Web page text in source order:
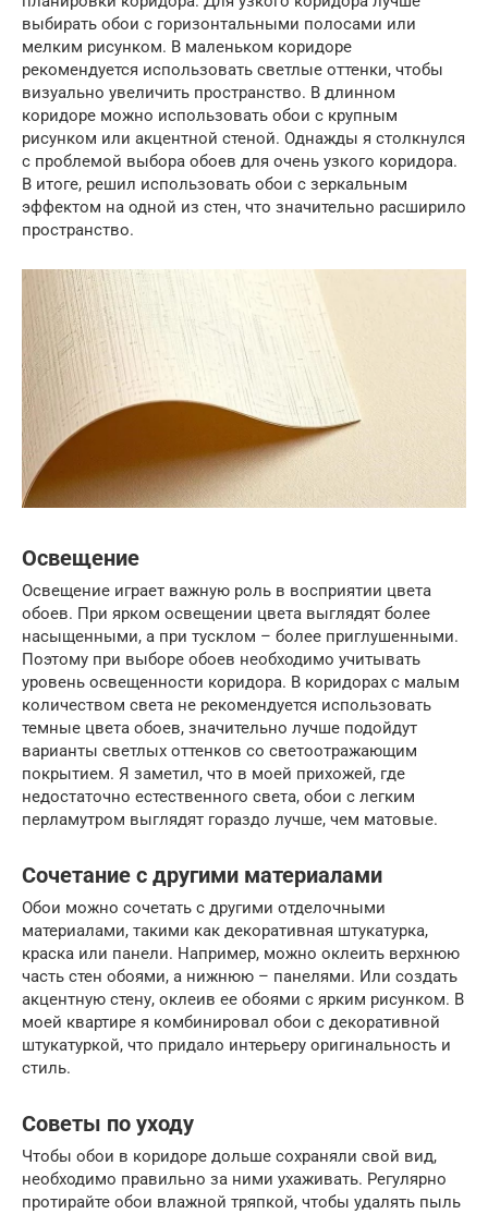
выбирать обои с горизонтальными полосами или
мелким рисунком. В маленьком коридоре
рекомендуется использовать светлые оттенки, чтобы
визуально увеличить пространство. В длинном
коридоре можно использовать обои с крупным
рисунком или акцентной стеной. Однажды я столкнулся
с проблемой выбора обоев для очень узкого коридора.
В итоге, решил использовать обои с зеркальным
эффектом на одной из стен, что значительно расширило
пространство.
Освещение
Освещение играет важную роль в восприятии цвета
обоев. При ярком освещении цвета выглядят более
насыщенными, а при тусклом – более приглушенными.
Поэтому при выборе обоев необходимо учитывать
уровень освещенности коридора. В коридорах с малым
количеством света не рекомендуется использовать
темные цвета обоев, значительно лучше подойдут
варианты светлых оттенков со светоотражающим
покрытием. Я заметил, что в моей прихожей, где
недостаточно естественного света, обои с легким
перламутром выглядят гораздо лучше, чем матовые.
Сочетание с другими материалами
Обои можно сочетать с другими отделочными
материалами, такими как декоративная штукатурка,
краска или панели. Например, можно оклеить верхнюю
часть стен обоями, а нижнюю – панелями. Или создать
акцентную стену, оклеив ее обоями с ярким рисунком. В
моей квартире я комбинировал обои с декоративной
штукатуркой, что придало интерьеру оригинальность и
стиль.
Советы по уходу
Чтобы обои в коридоре дольше сохраняли свой вид,
необходимо правильно за ними ухаживать. Регулярно
протирайте обои влажной тряпкой, чтобы удалять пыль